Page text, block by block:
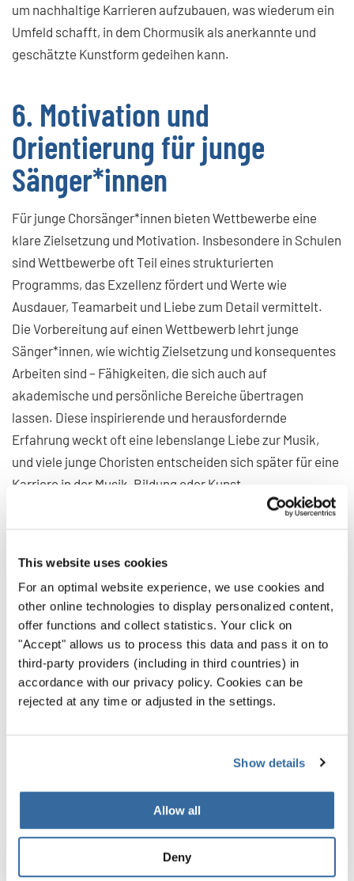
This website uses cookies
For an optimal website experience, we use cookies and
other online technologies to display personalized content,
offer functions and collect statistics. Your click on
"Accept" allows us to process this data and pass it on to
third-party providers (including in third countries) in
accordance with our privacy policy. Cookies can be
rejected at any time or adjusted in the settings.
Show details
Allow all
Deny
um nachhaltige Karrieren aufzubauen, was wiederum ein
Umfeld schafft, in dem Chormusik als anerkannte und
geschätzte Kunstform gedeihen kann.
6. Motivation und
Orientierung für junge
Sänger*innen
Für junge Chorsänger*innen bieten Wettbewerbe eine
klare Zielsetzung und Motivation. Insbesondere in Schulen
sind Wettbewerbe oft Teil eines strukturierten
Programms, das Exzellenz fördert und Werte wie
Ausdauer, Teamarbeit und Liebe zum Detail vermittelt.
Die Vorbereitung auf einen Wettbewerb lehrt junge
Sänger*innen, wie wichtig Zielsetzung und konsequentes
Arbeiten sind – Fähigkeiten, die sich auch auf
akademische und persönliche Bereiche übertragen
lassen. Diese inspirierende und herausfordernde
Erfahrung weckt oft eine lebenslange Liebe zur Musik,
und viele junge Choristen entscheiden sich später für eine
Karriere in der Musik, Bildung oder Kunst.
und Teamgeist
Die Vorbereitung auf einen Wettbewerb erfordert sowohl
individuelle Verantwortung als auch gemeinschaftliches
Engagement. Sänger*innen müssen ihre Teile
beherrschen, Schwächen ausgleichen und kontinuierlich
üben. Gleichzeitig erleben sie den wahren Wert von
der mehr ist als die Summe der einzelnen Stimmen. Diese
Erfahrung fördert Kameradschaft, Vertrauen und
Durchhaltevermögen und vermittelt wertvolle
Lebenskompetenzen wie Zeitmanagement, Disziplin und